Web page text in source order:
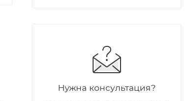
Нужна консультация?